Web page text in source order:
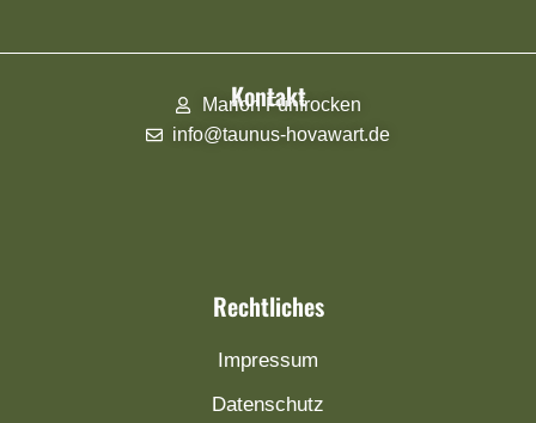
Kontakt
Marion Fünfrocken
info@taunus-hovawart.de
Rechtliches
Impressum
Datenschutz